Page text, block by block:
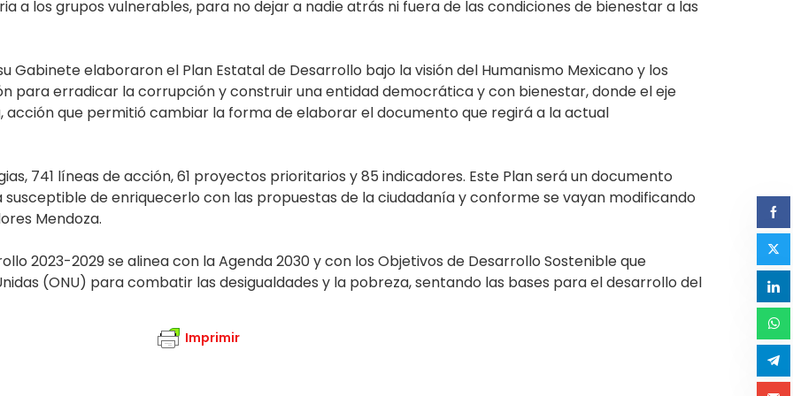
a los grupos vulnerables, para no dejar a nadie atrás ni fuera de las condiciones de bienestar a las
Gabinete elaboraron el Plan Estatal de Desarrollo bajo la visión del Humanismo Mexicano y los
para erradicar la corrupción y construir una entidad democrática y con bienestar, donde el eje
acción que permitió cambiar la forma de elaborar el documento que regirá a la actual
741 líneas de acción, 61 proyectos prioritarios y 85 indicadores. Este Plan será un documento
de enriquecerlo con las propuestas de la ciudadanía y conforme se vayan modificando
Mendoza.
2023-2029 se alinea con la Agenda 2030 y con los Objetivos de Desarrollo Sostenible que
(ONU) para combatir las desigualdades y la pobreza, sentando las bases para el desarrollo del
Imprimir